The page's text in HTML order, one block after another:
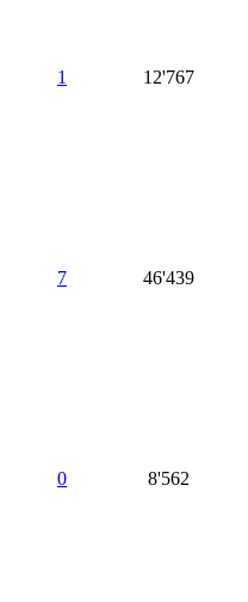
1 12'767
7 46'439
0 8'562